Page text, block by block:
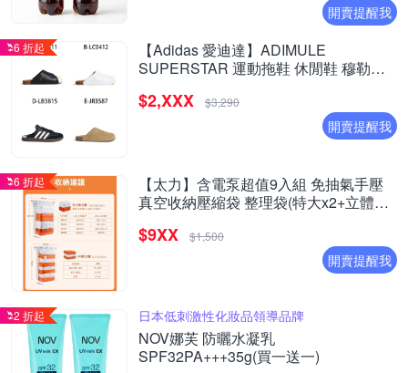
開賣提醒我
6 折起
【Adidas 愛迪達】ADIMULE
SUPERSTAR 運動拖鞋 休閒鞋 穆勒拖
選四款
$2,XXX $3,290
開賣提醒我
6 折起
【太力】含電泵超值9入組 免抽氣手壓
真空收納壓縮袋 整理袋(特大x2+立體中
$9XX $1,500
開賣提醒我
2 折起 日本低刺激性化妝品領導品牌
NOV娜芙 防曬水凝乳
SPF32PA+++35g(買一送一)